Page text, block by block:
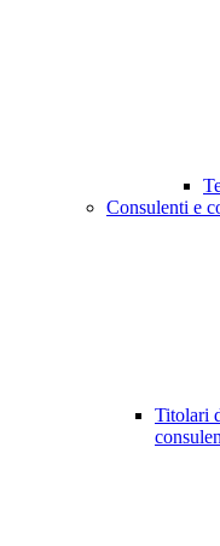
Consulenti e
Titolari